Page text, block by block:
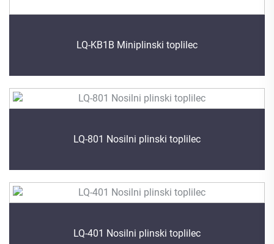
LQ-KB1B Miniplinski toplilec
LQ-801 Nosilni plinski toplilec
LQ-401 Nosilni plinski toplilec